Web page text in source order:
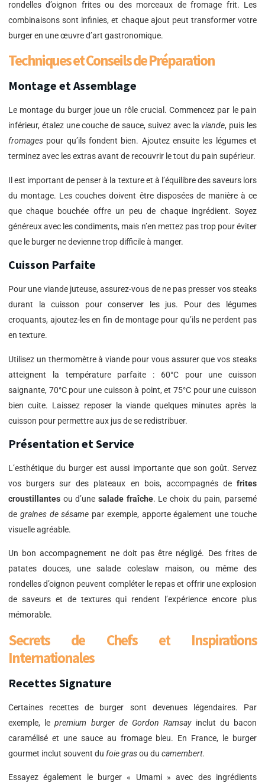
rondelles d’oignon frites ou des morceaux de fromage frit. Les
combinaisons sont infinies, et chaque ajout peut transformer votre
burger en une œuvre d’art gastronomique.
Techniques et Conseils de Préparation
Montage et Assemblage
Le montage du burger joue un rôle crucial. Commencez par le pain
inférieur, étalez une couche de sauce, suivez avec laviande, puis les
fromages pour qu’ils fondent bien. Ajoutez ensuite les légumes et
terminez avec les extras avant de recouvrir le tout du pain supérieur.
Il est important de penser à la texture et à l’équilibre des saveurs lors
du montage. Les couches doivent être disposées de manière à ce
que chaque bouchée offre un peu de chaque ingrédient. Soyez
généreux avec les condiments, mais n’en mettez pas trop pour éviter
que le burger ne devienne trop difficile à manger.
Cuisson Parfaite
Pour une viande juteuse, assurez-vous de ne pas presser vos steaks
durant la cuisson pour conserver les jus. Pour des légumes
croquants, ajoutez-les en fin de montage pour qu’ils ne perdent pas
en texture.
Utilisez un thermomètre à viande pour vous assurer que vos steaks
atteignent la température parfaite : 60°C pour une cuisson
saignante, 70°C pour une cuisson à point, et 75°C pour une cuisson
bien cuite. Laissez reposer la viande quelques minutes après la
cuisson pour permettre aux jus de se redistribuer.
Présentation et Service
L’esthétique du burger est aussi importante que son goût. Servez
vos burgers sur des plateaux en bois, accompagnés de frites
croustillantes ou d’une salade fraîche. Le choix du pain, parsemé
de graines de sésame par exemple, apporte également une touche
visuelle agréable.
Un bon accompagnement ne doit pas être négligé. Des frites de
patates douces, une salade coleslaw maison, ou même des
rondelles d’oignon peuvent compléter le repas et offrir une explosion
de saveurs et de textures qui rendent l’expérience encore plus
mémorable.
Secrets de Chefs et Inspirations
Internationales
Recettes Signature
Certaines recettes de burger sont devenues légendaires. Par
exemple, lepremium burger de Gordon Ramsayinclut du bacon
caramélisé et une sauce au fromage bleu. En France, le burger
gourmet inclut souvent du foie grasou du camembert.
Essayez également le burger « Umami » avec des ingrédients